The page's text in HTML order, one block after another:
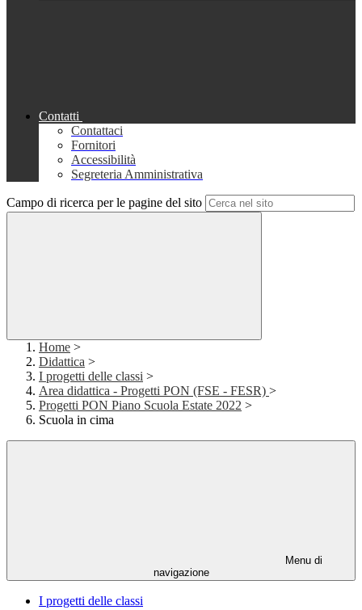
Contatti
Contattaci
Fornitori
Accessibilità
Segreteria Amministrativa
Campo di ricerca per le pagine del sito
Home >
Didattica >
I progetti delle classi >
Area didattica - Progetti PON (FSE - FESR) >
Progetti PON Piano Scuola Estate 2022 >
Scuola in cima
Menu di
navigazione
I progetti delle classi